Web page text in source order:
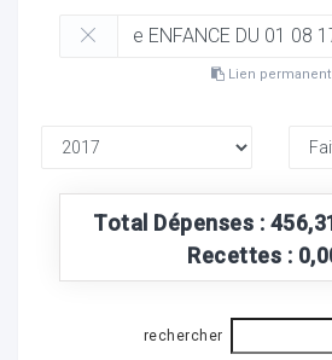
Lien permanent
Total Dépenses :
Recettes :
rechercher